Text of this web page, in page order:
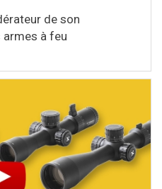
de son
à feu